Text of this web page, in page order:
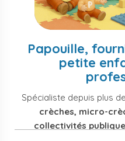
Papouille,
petite
Spécialiste depuis plus
crèches, micro-
collectivités